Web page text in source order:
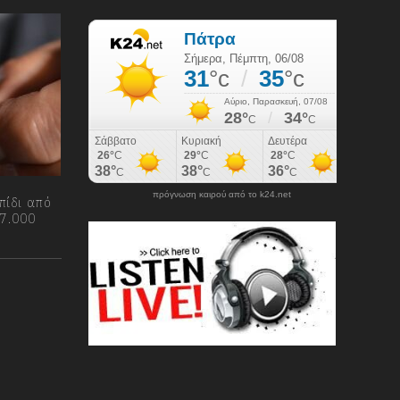
από
πρόγνωση καιρού από το k24.net